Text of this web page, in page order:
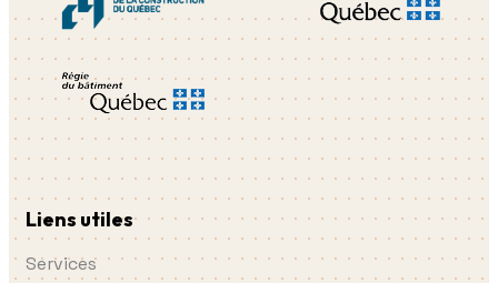
Liens utiles
Services